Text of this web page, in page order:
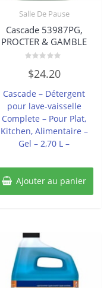
Salle De Pause
Cascade 53987PG,
PROCTER & GAMBLE
0
sur
$24.20
Cascade – Détergent
pour lave-vaisselle
Complete – Pour Plat,
Kitchen, Alimentaire –
Gel – 2,70 L –
Ajouter au panier